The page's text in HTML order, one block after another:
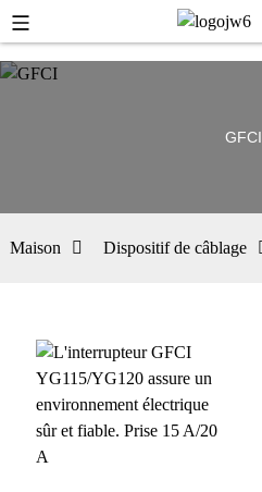
GFCI
Maison Dispositif de câblage